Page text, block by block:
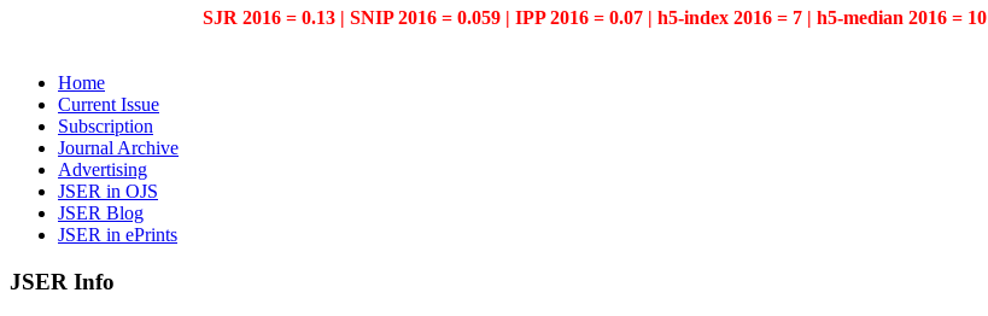
SJR 2016 = 0.13 | SNIP 2016 = 0.059 | IPP 2016 = 0.07 | h5-index 2016 = 7 | h5-median 2016 = 10
Home
Current Issue
Subscription
Journal Archive
Advertising
JSER in OJS
JSER Blog
JSER in ePrints
JSER Info